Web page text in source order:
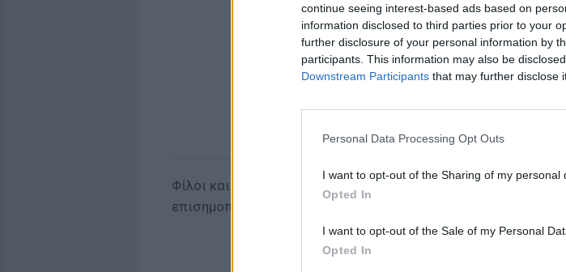
continue seeing interest-based ads based on
information disclosed to third parties prior to your
further disclosure of your personal information by
participants. This information may also be
Downstream Participants that may further disclose
Personal Data Processing Opt Outs
I want to opt-out of the Sharing of my personal
Opted In
I want to opt-out of the Sale of my Personal
Opted In
Φίλοι και συγγενείς παραβρέθηκαν στο γάμο της ¶ντζελα και
επισημοποίησαν την αγάπη τους σε ηλικία 65 και 64 ετών